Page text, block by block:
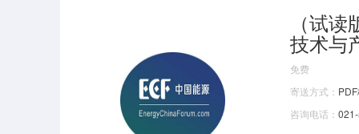
（试
技术与
免费
寄送方式：
咨询电话：